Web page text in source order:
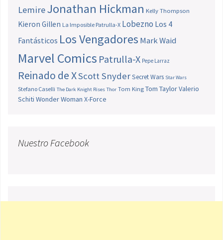
LemireJonathan Hickman Kelly Thompson
Kieron Gillen La Imposible Patrulla-X Lobezno Los 4
Fantásticos Los Vengadores Mark Waid
Marvel Comics Patrulla-X Pepe Larraz
Reinado de XScott SnyderSecret Wars Star Wars
Stefano Caselli The Dark Knight Rises Thor Tom King Tom TaylorValerio
Schiti Wonder Woman X-Force
Nuestro Facebook